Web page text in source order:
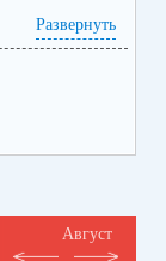
можно в
Развернуть
Август